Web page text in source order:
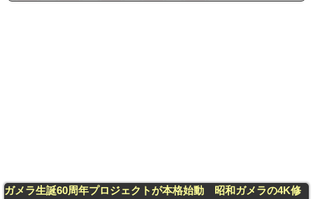
ガメラ生誕60周年プロジェクトが本格始動 昭和ガメラの4K修